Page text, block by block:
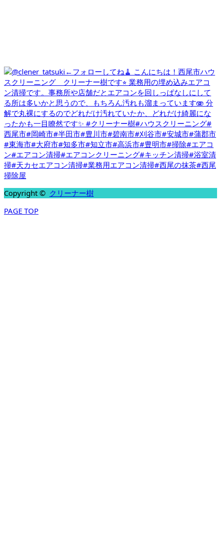
Copyright © クリーナー樹
PAGE TOP